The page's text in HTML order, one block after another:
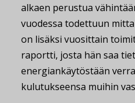
alkaen perustua
vuodessa todettuun
on lisäksi vuosittain
raportti, josta hän saa
energiankäytöstään
kulutukseensa muihin